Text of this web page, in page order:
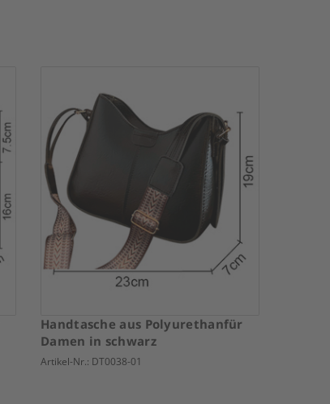
Handtasche aus Polyurethanfür
Damen in schwarz
Artikel-Nr.: DT0038-01